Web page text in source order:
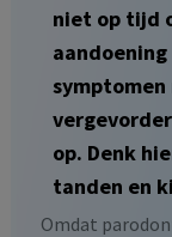
niet op tijd
symptomen
op. Denk
tanden en
Omdat